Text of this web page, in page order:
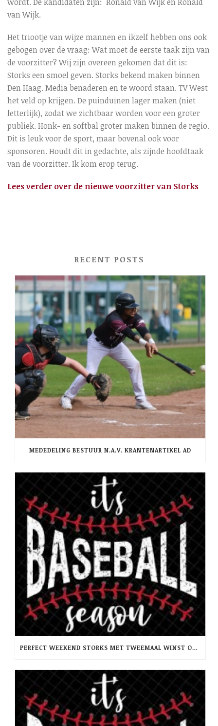
van Wijk.
Het triootje van wijze mannen en ikzelf hebben ons ook
gebogen over de vraag: Wat moet de eerste taak zijn van
de voorzitter? Wij zijn overeen gekomen dat dit is:
Storks een smoel geven. Storks bekend maken binnen
Den Haag. Media benaderen en te woord staan. TV West
het veld op krijgen. De puinduinen lager maken (niet
letterlijk), zodat we zichtbaar worden voor een groter
publiek. Honk- en softbal groter maken binnen de regio.
Dit is leuk voor de sport, maar bovenal ook voor
sponsoren. Houdt dit in gedachte, als zijnde hoofdtaak
van de voorzitter. Ik kom erop terug.
Lees verder over de nieuwe voorzitter van Storks
RECENT POSTS
MEDEDELING BESTUUR N.A.V. KRANTENARTIKEL AD
PERFECT WEEKEND STORKS MET TWEEMAAL WINST OP RCH -PINQUINS